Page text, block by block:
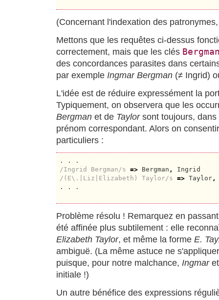
(Concernant l'indexation des
Mettons que les requêtes ci-dessus
correctement, mais que les clés
des concordances parasites dans
par exemple Ingmar Bergman (≠ Ingrid)
L'idée est de réduire expressément la
Typiquement, on observera que les
Bergman et de Taylorsont toujours, dans
prénom correspondant. Alors on
particuliers :
/Ingrid Bergman/s => Bergman ,
/(E\.|Liz|Elizabeth) Taylor/s => Taylor,
. . .
Problème résolu ! Remarquez en
été affinée plus subtilement : elle
Elizabeth Taylor, et même la forme E.
ambiguë. (La même astuce ne
puisque, pour notre malchance, Ingmar
initiale !)
Un autre bénéfice des expressions